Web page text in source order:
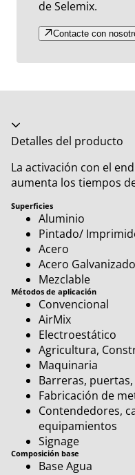
de Selemix.
Contacte con
Acordeón colapsado
Detalles del producto
La activación con el
aumenta los tiempos
Superficies
Aluminio
Pintado/
Acero
Acero Galvanizado
Mezclable
Métodos de aplicación
Convencional
AirMix
Electroestático
Agricultura,
Maquinaria
Barreras,
Fabricación de
Contendedores,
equipamientos
Signage
Composición base
Base Agua